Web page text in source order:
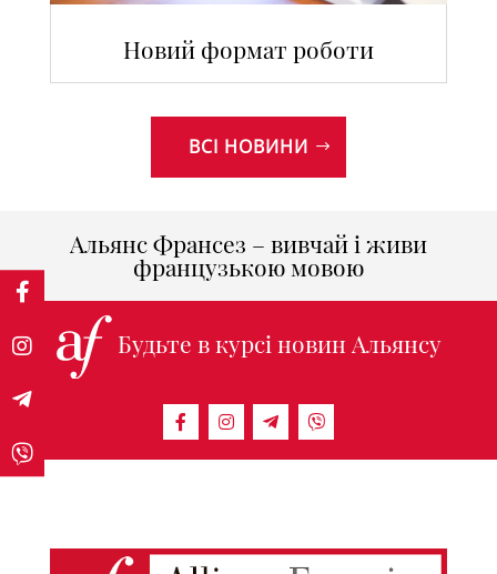
Новий формат роботи
ВСІ НОВИНИ
Альянс Франсез – вивчай і живи
французькою мовою
Будьте в курсі новин Альянсу